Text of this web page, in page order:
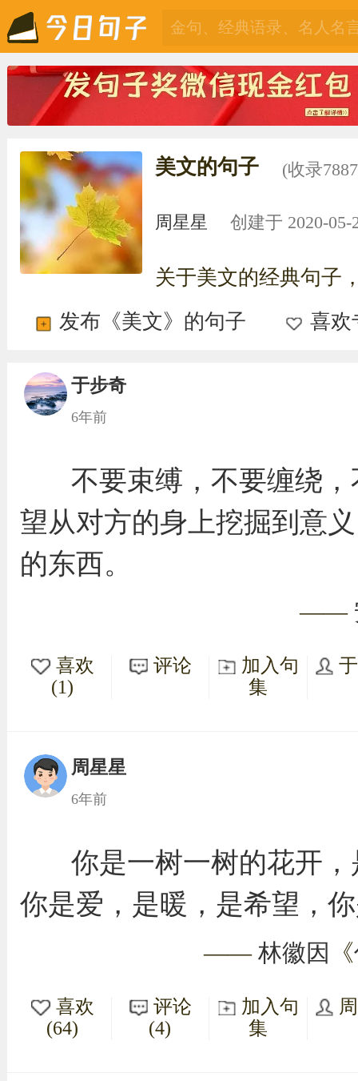
美文的句子 (收录
周星星 创建于 2020-05-
关于美文的经典句子
发布《美文》的句子
喜欢
于步奇
6年前
不要束缚，不要缠绕
望从对方的身上挖掘到意
的东西。
——
喜欢
(1)
评论
加入句
集
周星星
6年前
你是一树一树的花开
你是爱，是暖，是希望，
—— 林徽因 《
喜欢
(64)
评论
(4)
加入句
集